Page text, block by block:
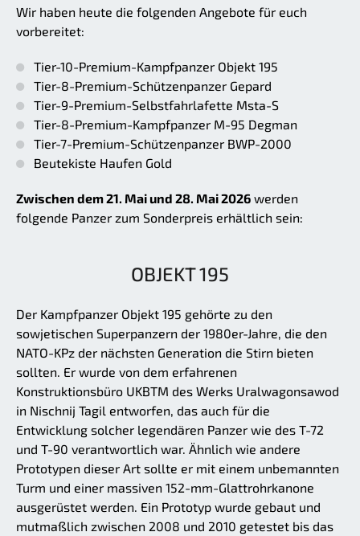
Wir haben heute die folgenden Angebote für euch
vorbereitet:
Tier-10-Premium-Kampfpanzer Objekt 195
Tier-8-Premium-Schützenpanzer Gepard
Tier-9-Premium-Selbstfahrlafette Msta-S
Tier-8-Premium-Kampfpanzer M-95 Degman
Tier-7-Premium-Schützenpanzer BWP-2000
Beutekiste Haufen Gold
Zwischen dem 21. Mai und 28. Mai 2026 werden
folgende Panzer zum Sonderpreis erhältlich sein:
OBJEKT 195
Der Kampfpanzer Objekt 195 gehörte zu den
sowjetischen Superpanzern der 1980er-Jahre, die den
NATO-KPz der nächsten Generation die Stirn bieten
sollten. Er wurde von dem erfahrenen
Konstruktionsbüro UKBTM des Werks Uralwagonsawod
in Nischnij Tagil entworfen, das auch für die
Entwicklung solcher legendären Panzer wie des T-72
und T-90 verantwortlich war. Ähnlich wie andere
Prototypen dieser Art sollte er mit einem unbemannten
Turm und einer massiven 152-mm-Glattrohrkanone
ausgerüstet werden. Ein Prototyp wurde gebaut und
mutmaßlich zwischen 2008 und 2010 getestet bis das